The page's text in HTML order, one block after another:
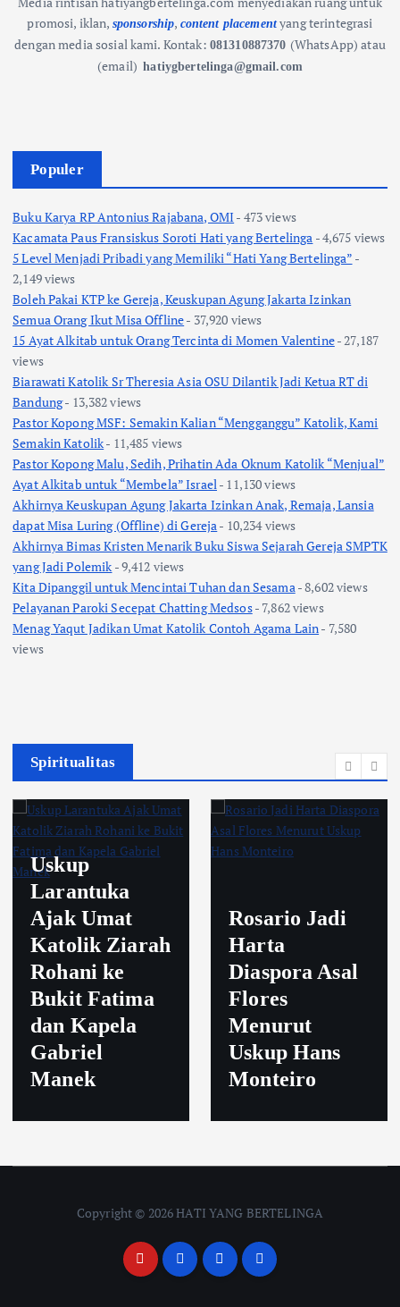
promosi, iklan, sponsorship, content placementyang terintegrasi
dengan media sosial kami. Kontak: 081310887370 (WhatsApp) atau
(email)hatiygbertelinga@gmail.com
Populer
Buku Karya RP Antonius Rajabana, OMI- 473 views
Kacamata Paus Fransiskus Soroti Hati yang Bertelinga - 4,675 views
5 Level Menjadi Pribadi yang Memiliki “Hati Yang Bertelinga” -
2,149 views
Boleh Pakai KTP ke Gereja, Keuskupan Agung Jakarta Izinkan
Semua Orang Ikut Misa Offline- 37,920 views
15 Ayat Alkitab untuk Orang Tercinta di Momen Valentine- 27,187
views
Biarawati Katolik Sr Theresia Asia OSU Dilantik Jadi Ketua RT di
Bandung- 13,382 views
Pastor Kopong MSF: Semakin Kalian “Mengganggu” Katolik, Kami
Semakin Katolik- 11,485 views
Pastor Kopong Malu, Sedih, Prihatin Ada Oknum Katolik “Menjual”
Ayat Alkitab untuk “Membela” Israel - 11,130 views
Akhirnya Keuskupan Agung Jakarta Izinkan Anak, Remaja, Lansia
dapat Misa Luring (Offline) di Gereja - 10,234 views
Akhirnya Bimas Kristen Menarik Buku Siswa Sejarah Gereja SMPTK
yang Jadi Polemik - 9,412 views
Kita Dipanggil untuk Mencintai Tuhan dan Sesama - 8,602 views
Pelayanan Paroki Secepat Chatting Medsos- 7,862 views
Menag Yaqut Jadikan Umat Katolik Contoh Agama Lain- 7,580
views
Spiritualitas
Uskup
Larantuka
Ajak Umat
Katolik Ziarah
Rohani ke
Bukit Fatima
dan Kapela
Gabriel
Manek
Rosario Jadi
Harta
Diaspora Asal
Flores
Menurut
Uskup Hans
Monteiro
Copyright © 2026 HATI YANG BERTELINGA